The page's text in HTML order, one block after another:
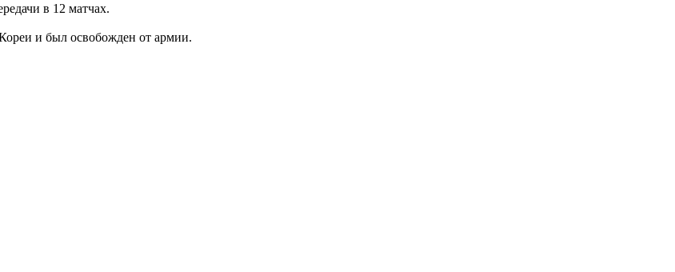
в 12 матчах.
и был освобожден от армии.